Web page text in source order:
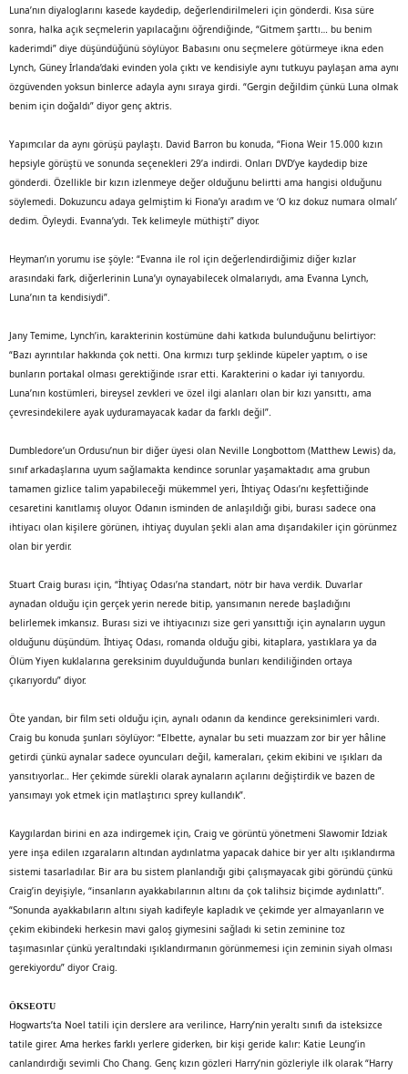
Luna’nın diyaloglarını kasede kaydedip, değerlendirilmeleri için gönderdi. Kısa süre
sonra, halka açık seçmelerin yapılacağını öğrendiğinde, “Gitmem şarttı… bu benim
kaderimdi” diye düşündüğünü söylüyor. Babasını onu seçmelere götürmeye ikna eden
Lynch, Güney İrlanda’daki evinden yola çıktı ve kendisiyle aynı tutkuyu paylaşan ama aynı
özgüvenden yoksun binlerce adayla aynı sıraya girdi. “Gergin değildim çünkü Luna olmak
benim için doğaldı” diyor genç aktris.
Yapımcılar da aynı görüşü paylaştı. David Barron bu konuda, “Fiona Weir 15.000 kızın
hepsiyle görüştü ve sonunda seçenekleri 29’a indirdi. Onları DVD’ye kaydedip bize
gönderdi. Özellikle bir kızın izlenmeye değer olduğunu belirtti ama hangisi olduğunu
söylemedi. Dokuzuncu adaya gelmiştim ki Fiona’yı aradım ve ‘O kız dokuz numara olmalı’
dedim. Öyleydi. Evanna’ydı. Tek kelimeyle müthişti” diyor.
Heyman’ın yorumu ise şöyle: “Evanna ile rol için değerlendirdiğimiz diğer kızlar
arasındaki fark, diğerlerinin Luna’yı oynayabilecek olmalarıydı, ama Evanna Lynch,
Luna’nın ta kendisiydi”.
Jany Temime, Lynch’in, karakterinin kostümüne dahi katkıda bulunduğunu belirtiyor:
“Bazı ayrıntılar hakkında çok netti. Ona kırmızı turp şeklinde küpeler yaptım, o ise
bunların portakal olması gerektiğinde ısrar etti. Karakterini o kadar iyi tanıyordu.
Luna’nın kostümleri, bireysel zevkleri ve özel ilgi alanları olan bir kızı yansıttı, ama
çevresindekilere ayak uyduramayacak kadar da farklı değil”.
Dumbledore’un Ordusu’nun bir diğer üyesi olan Neville Longbottom (Matthew Lewis) da,
sınıf arkadaşlarına uyum sağlamakta kendince sorunlar yaşamaktadır, ama grubun
tamamen gizlice talim yapabileceği mükemmel yeri, İhtiyaç Odası’nı keşfettiğinde
cesaretini kanıtlamış oluyor. Odanın isminden de anlaşıldığı gibi, burası sadece ona
ihtiyacı olan kişilere görünen, ihtiyaç duyulan şekli alan ama dışarıdakiler için görünmez
olan bir yerdir.
Stuart Craig burası için, “İhtiyaç Odası’na standart, nötr bir hava verdik. Duvarlar
aynadan olduğu için gerçek yerin nerede bitip, yansımanın nerede başladığını
belirlemek imkansız. Burası sizi ve ihtiyacınızı size geri yansıttığı için aynaların uygun
olduğunu düşündüm. İhtiyaç Odası, romanda olduğu gibi, kitaplara, yastıklara ya da
Ölüm Yiyen kuklalarına gereksinim duyulduğunda bunları kendiliğinden ortaya
çıkarıyordu” diyor.
Öte yandan, bir film seti olduğu için, aynalı odanın da kendince gereksinimleri vardı.
Craig bu konuda şunları söylüyor: “Elbette, aynalar bu seti muazzam zor bir yer hâline
getirdi çünkü aynalar sadece oyuncuları değil, kameraları, çekim ekibini ve ışıkları da
yansıtıyorlar… Her çekimde sürekli olarak aynaların açılarını değiştirdik ve bazen de
yansımayı yok etmek için matlaştırıcı sprey kullandık”.
Kaygılardan birini en aza indirgemek için, Craig ve görüntü yönetmeni Slawomir Idziak
yere inşa edilen ızgaraların altından aydınlatma yapacak dahice bir yer altı ışıklandırma
sistemi tasarladılar. Bir ara bu sistem planlandığı gibi çalışmayacak gibi göründü çünkü
Craig’in deyişiyle, “insanların ayakkabılarının altını da çok talihsiz biçimde aydınlattı”.
“Sonunda ayakkabıların altını siyah kadifeyle kapladık ve çekimde yer almayanların ve
çekim ekibindeki herkesin mavi galoş giymesini sağladı ki setin zeminine toz
taşımasınlar çünkü yeraltındaki ışıklandırmanın görünmemesi için zeminin siyah olması
gerekiyordu” diyor Craig.
ÖKSEOTU
Hogwarts’ta Noel tatili için derslere ara verilince, Harry’nin yeraltı sınıfı da isteksizce
tatile girer. Ama herkes farklı yerlere giderken, bir kişi geride kalır: Katie Leung’in
canlandırdığı sevimli Cho Chang. Genç kızın gözleri Harry’nin gözleriyle ilk olarak “Harry